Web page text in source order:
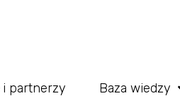
i partnerzy Baza wiedzy